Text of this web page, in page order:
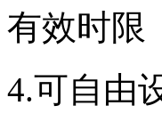
有效时
4.可自由